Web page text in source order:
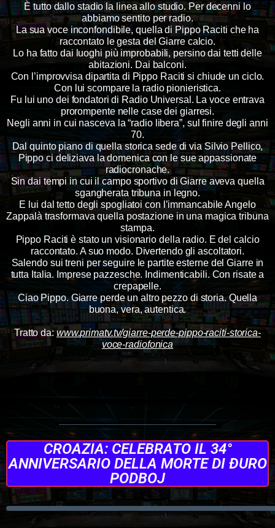
È tutto dallo stadio la linea allo studio. Per decenni lo
abbiamo sentito per radio.
La sua voce inconfondibile, quella di Pippo Raciti che ha
raccontato le gesta del Giarre calcio.
Lo ha fatto dai luoghi più improbabili, persino dai tetti delle
abitazioni. Dai balconi.
Con l’improvvisa dipartita di Pippo Raciti si chiude un ciclo.
Con lui scompare la radio pionieristica.
Fu lui uno dei fondatori di Radio Universal. La voce entrava
prorompente nelle case dei giarresi.
Negli anni in cui nasceva la “radio libera”, sul finire degli anni
70.
Dal quinto piano di quella storica sede di via Silvio Pellico,
Pippo ci deliziava la domenica con le sue appassionate
radiocronache.
Sin dai tempi in cui il campo sportivo di Giarre aveva quella
sgangherata tribuna in legno.
E lui dal tetto degli spogliatoi con l’immancabile Angelo
Zappalà trasformava quella postazione in una magica tribuna
stampa.
Pippo Raciti è stato un visionario della radio. E del calcio
raccontato. A suo modo. Divertendo gli ascoltatori.
Salendo sui treni per seguire le partite esterne del Giarre in
tutta Italia. Imprese pazzesche. Indimenticabili. Con risate a
crepapelle.
Ciao Pippo. Giarre perde un altro pezzo di storia. Quella
buona, vera, autentica.
Tratto da:www.primatv.tv/giarre-perde-pippo-raciti-storica-
voce-radiofonica
CROAZIA: CELEBRATO IL 34°
ANNIVERSARIO DELLA MORTE DI ĐURO
PODBOJ